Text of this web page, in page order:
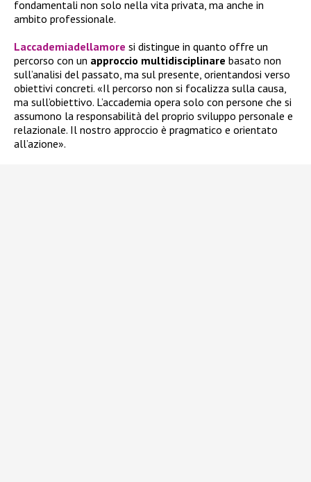
fondamentali non solo nella vita privata, ma anche in
ambito professionale.
Laccademiadellamore si distingue in quanto offre un
percorso con un approccio multidisciplinare basato non
sull’analisi del passato, ma sul presente, orientandosi verso
obiettivi concreti. «Il percorso non si focalizza sulla causa,
ma sull’obiettivo. L’accademia opera solo con persone che si
assumono la responsabilità del proprio sviluppo personale e
relazionale. Il nostro approccio è pragmatico e orientato
all’azione».